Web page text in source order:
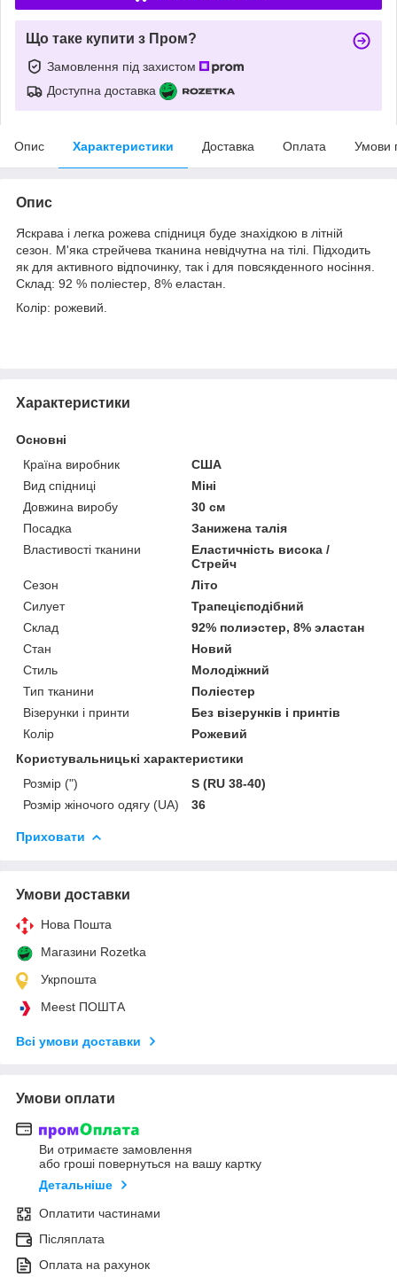
Що таке купити з Пром?
Замовлення під захистом
Доступна доставка
Опис Характеристики Доставка Оплата Умови
Опис
Яскрава і легка рожева спідниця буде знахідкою в літній
сезон. М'яка стрейчева тканина невідчутна на тілі. Підходить
як для активного відпочинку, так і для повсякденного носіння.
Склад: 92 % поліестер, 8% еластан.
Колір: рожевий.
Характеристики
Основні
Країна виробник
США
Вид спідниці
Міні
Довжина виробу
30 см
Посадка
Занижена талія
Властивості тканини
Еластичність висока /
Стрейч
Сезон
Літо
Силует
Трапецієподібний
Склад
92% полиэстер, 8% эластан
Стан
Новий
Стиль
Молодіжний
Тип тканини
Поліестер
Візерунки і принти
Без візерунків і принтів
Колір
Рожевий
Користувальницькі характеристики
Розмір (")
S (RU 38-40)
Розмір жіночого одягу (UA)
36
Приховати
Умови доставки
Нова Пошта
Магазини Rozetka
Укрпошта
Meest ПОШТА
Всі умови доставки
Умови оплати
Ви отримаєте замовлення
або гроші повернуться на вашу картку
Детальніше
Оплатити частинами
Післяплата
Оплата на рахунок